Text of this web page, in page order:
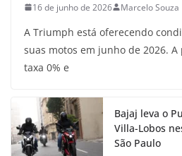
16 de junho de 2026 Marcelo Souza
A Triumph está oferecendo
suas motos em junho de 2026.
taxa 0% e
Bajaj leva o
Villa-Lobos
São Paulo